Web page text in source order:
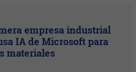
empresa industrial
IA de Microsoft para
materiales